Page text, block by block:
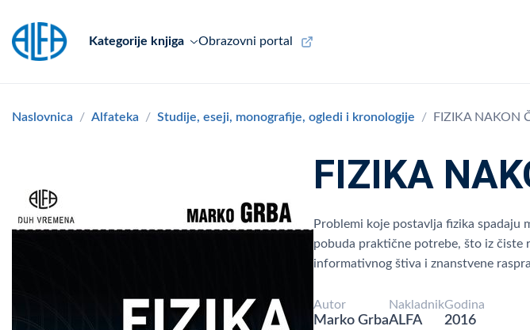
Kategorije knjiga Obrazovni portal
Naslovnica Alfateka Studije, eseji, monografije, ogledi i kronologije FIZIKA NAKON
FIZIKA
Problemi koje postavlja fizika spadaju
pobuda praktične potrebe, što iz čiste
informativnog štiva i znanstvene
Autor
Marko Grba
Nakladnik
ALFA
Godina
2016